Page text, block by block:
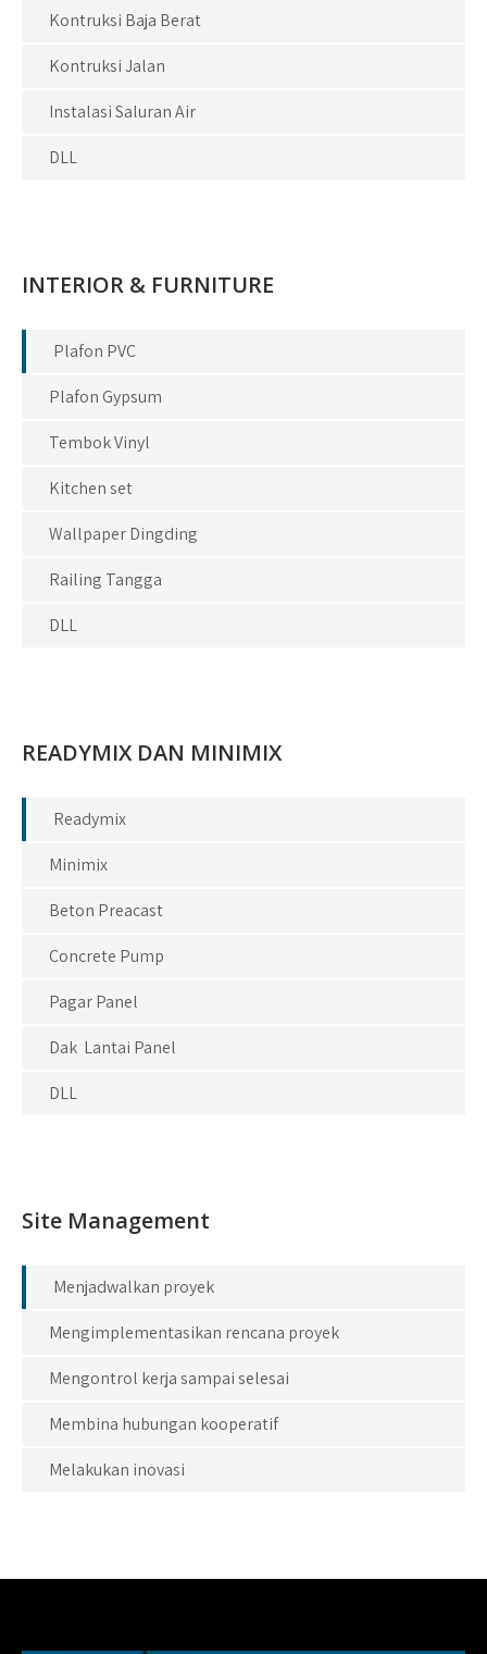
Kontruksi Baja Berat
Kontruksi Jalan
Instalasi Saluran Air
DLL
INTERIOR & FURNITURE
Plafon PVC
Plafon Gypsum
Tembok Vinyl
Kitchen set
Wallpaper Dingding
Railing Tangga
DLL
READYMIX DAN MINIMIX
Readymix
Minimix
Beton Preacast
Concrete Pump
Pagar Panel
Dak Lantai Panel
DLL
Site Management
Menjadwalkan proyek
Mengimplementasikan rencana proyek
Mengontrol kerja sampai selesai
Membina hubungan kooperatif
Melakukan inovasi